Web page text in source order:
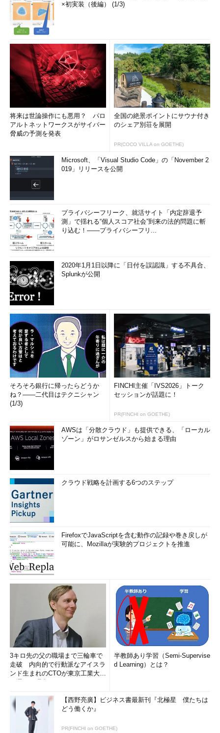
×初実装（後編） (1/3)
将来は世論操作にも悪用？ パロ
アルトネットワークスがサイバー
脅威の予測を発表
全国の絶景ポイントにサウナ付き
のシェア別荘を展開
PR(COCO VILLA on GOETHE)
Microsoft、「Visual Studio Code」の「November 2
019」リリースを公開
プライバシーフリーク、就活サイト「内定辞退予
測」で揺れる“個人スコア社会”到来の法的問題に斬
り込む！――プライバシーフリ...
2020年1月1日以降に「日付を誤認識」する不具合、
Splunkが公開
そろそろ銀行に帰ったらどうか
ね？――二代目はテクニシャン
(1/3)
FINCHI主催「IVS2026」トーク
セッションが話題に！
PR(FINCHI on GOETHE)
AWSは「分散クラウド」も提供できる、「ローカル
ゾーン」がロサンゼルスから始まる理由
クラウド戦略を計画する6つのステップ
FirefoxでJavaScriptを含む動作の記録や巻き戻しが
可能に、Mozillaが実験的プロジェクトを推進
3キロ先の父の職場まで三輪車で
走破 内向的で行動派なアイスラ
ンド生まれのCTOが東京工業大学
半教師あり学習（Semi-Supervise
d Learning）とは？
【西野亮廣】ビジネス書最新刊『北極星 僕たちは
どう働くか』
PR(FINCHI on GOETHE)